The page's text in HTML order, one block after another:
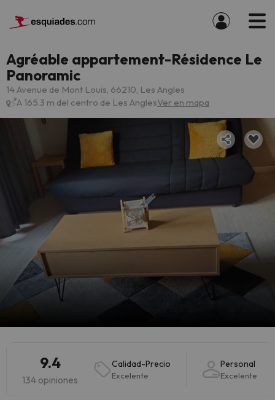
Agréable appartement-Résidence Le
Panoramic
14 Avenue de Mont Louis, 66210, Les Angles
A 165.3 m del centro de Les AnglesVer en mapa
9.4
134 opiniones
Calidad-Precio
Excelente
Personal
Excelente